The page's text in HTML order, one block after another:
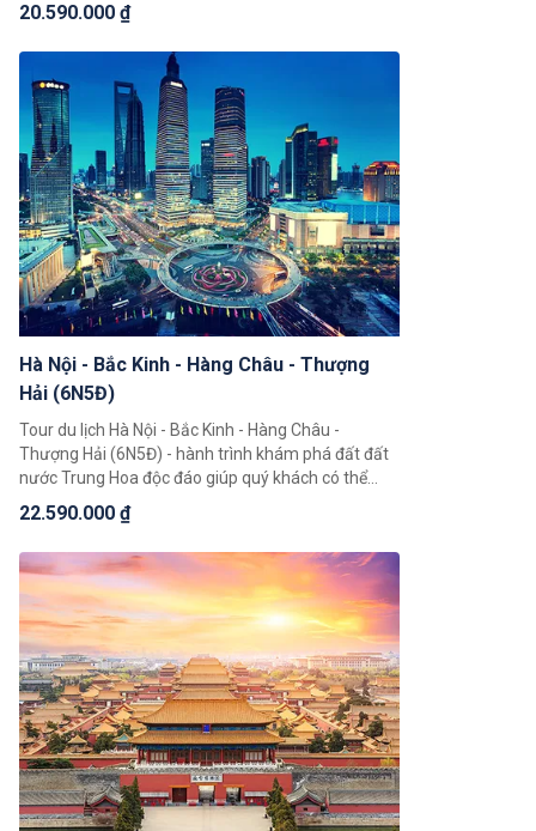
trải nghiệm độc đáo giúp quý khách có thể chiêm
ngưỡng toàn cảnh đất nước Trung Hoa với những
cảnh đẹp thiên nhiên hùng vĩ cùng nền văn hoá và
với bề dày lịch sử bậc nhất Châu Á.
20.590.000 ₫
Hà Nội - Bắc Kinh - Hàng Châu - Thượng
Hải (6N5Đ)
Tour du lịch Hà Nội - Bắc Kinh - Hàng Châu -
Thượng Hải (6N5Đ) - hành trình khám phá đất đất
nước Trung Hoa độc đáo giúp quý khách có thể
chiêm ngưỡng toàn cảnh đất nước Trung Hoa rộng
lớn, khám phá một loạt 3 thành phố nổi tiếng là
Bắc Kinh, Thượng Hải, Hàng Châu.
22.590.000 ₫